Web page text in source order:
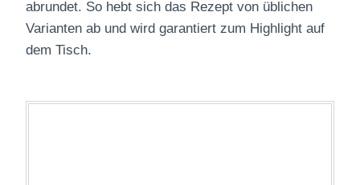
abrundet. So hebt sich das Rezept von üblichen
Varianten ab und wird garantiert zum Highlight auf
dem Tisch.